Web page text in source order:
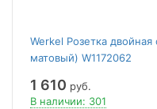
Werkel Розетка
матовый) W1172062
1 610 руб.
В наличии: 301